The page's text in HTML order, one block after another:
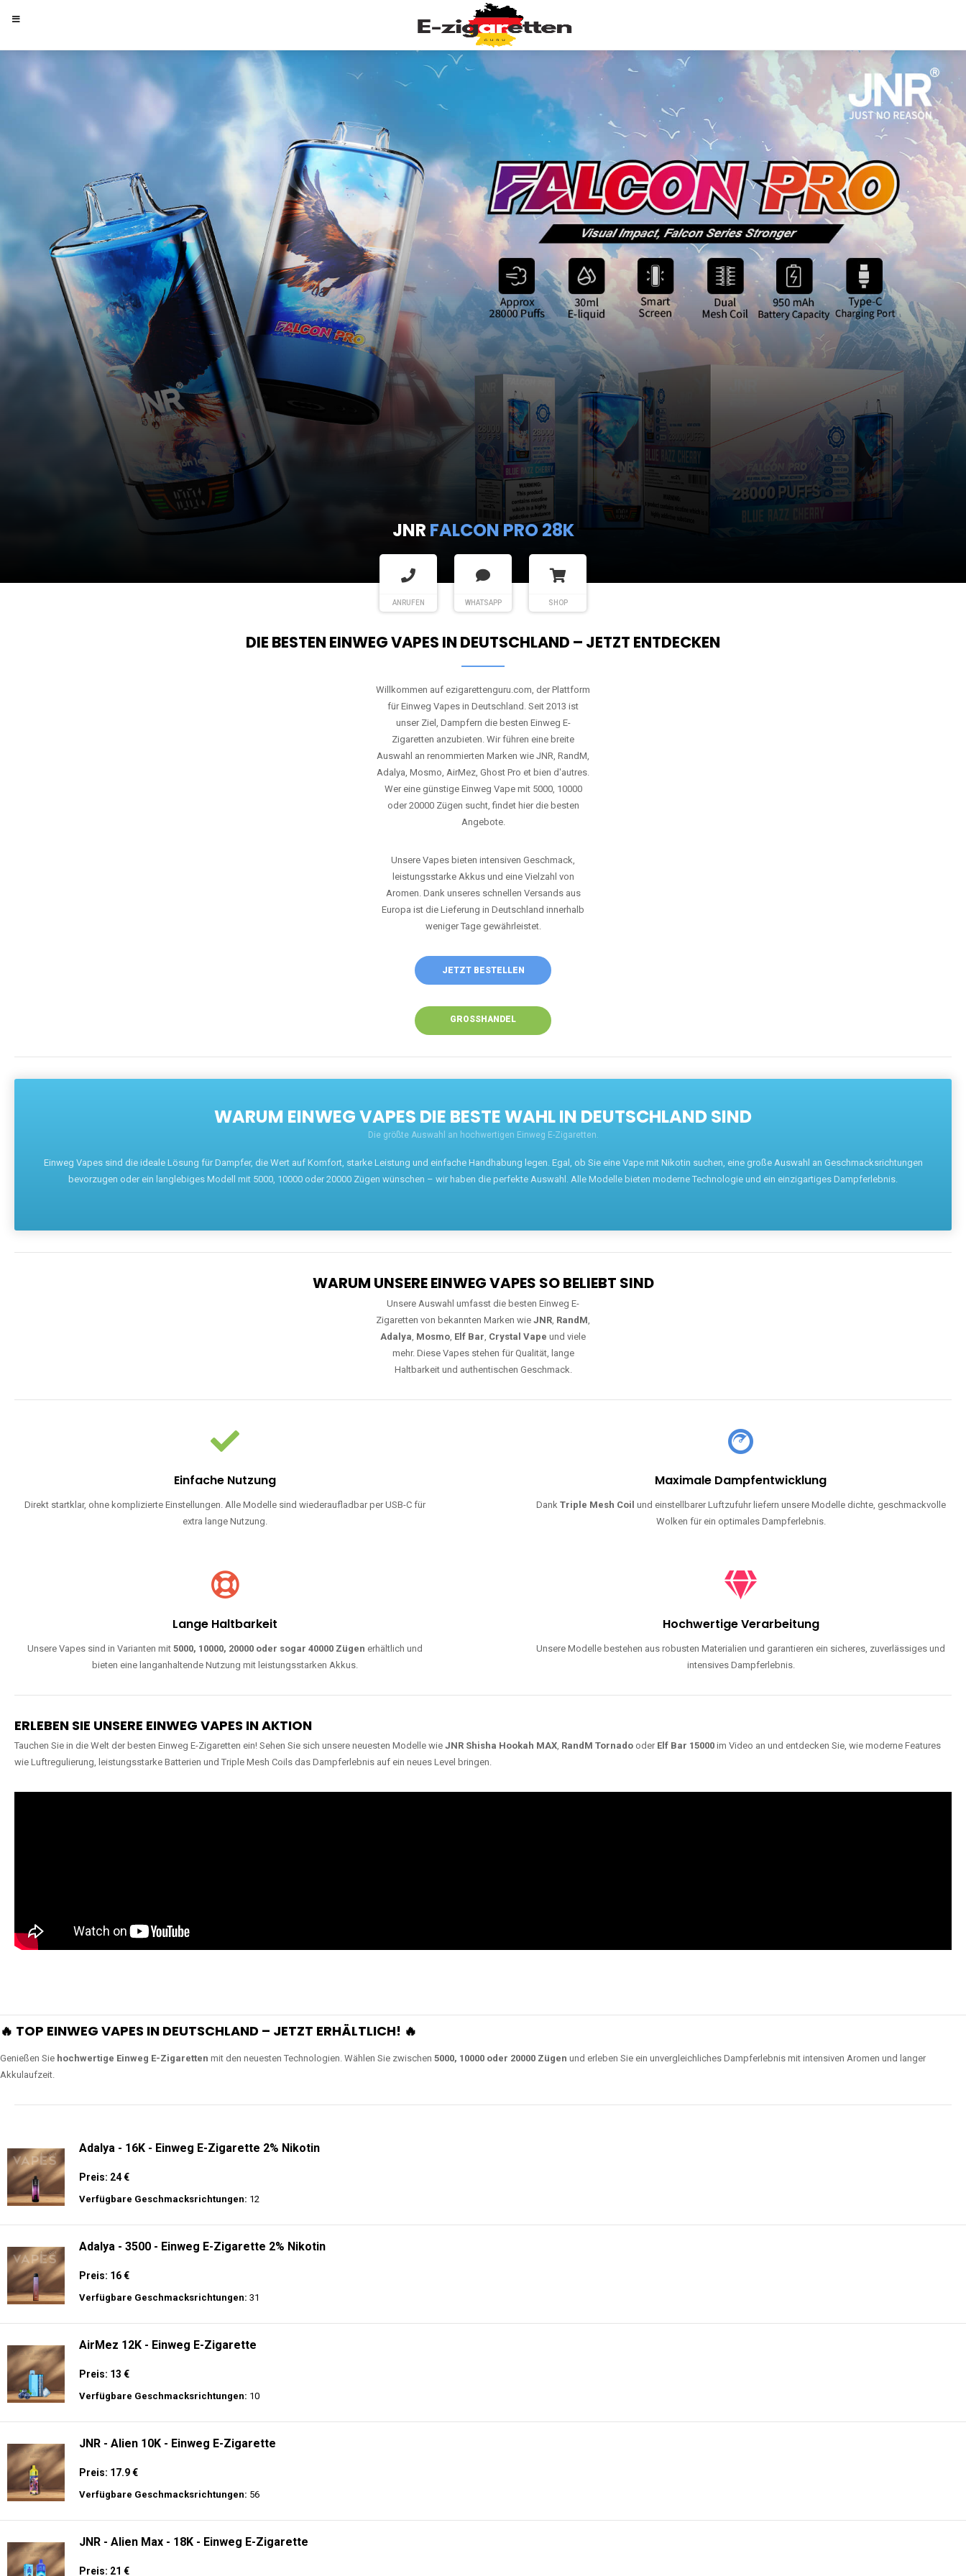
JNR FALCON PRO 28K
ANRUFEN WHATSAPP SHOP
DIE BESTEN EINWEG VAPES IN DEUTSCHLAND – JETZT ENTDECKEN
Willkommen auf ezigarettenguru.com, der Plattform
für Einweg Vapes in Deutschland. Seit 2013 ist
unser Ziel, Dampfern die besten Einweg E-
Zigaretten anzubieten. Wir führen eine breite
Auswahl an renommierten Marken wie JNR, RandM,
Adalya, Mosmo, AirMez, Ghost Pro et bien d'autres.
Wer eine günstige Einweg Vape mit 5000, 10000
oder 20000 Zügen sucht, findet hier die besten
Angebote.
Unsere Vapes bieten intensiven Geschmack,
leistungsstarke Akkus und eine Vielzahl von
Aromen. Dank unseres schnellen Versands aus
Europa ist die Lieferung in Deutschland innerhalb
weniger Tage gewährleistet.
JETZT BESTELLEN
GROSSHANDEL
WARUM EINWEG VAPES DIE BESTE WAHL IN DEUTSCHLAND SIND
Die größte Auswahl an hochwertigen Einweg E-Zigaretten.
Einweg Vapes sind die ideale Lösung für Dampfer, die Wert auf Komfort, starke Leistung und einfache Handhabung legen. Egal, ob Sie eine Vape mit Nikotin suchen, eine große Auswahl an Geschmacksrichtungen
bevorzugen oder ein langlebiges Modell mit 5000, 10000 oder 20000 Zügen wünschen – wir haben die perfekte Auswahl. Alle Modelle bieten moderne Technologie und ein einzigartiges Dampferlebnis.
WARUM UNSERE EINWEG VAPES SO BELIEBT SIND
Unsere Auswahl umfasst die besten Einweg E-
Zigaretten von bekannten Marken wie JNR, RandM,
Adalya, Mosmo, Elf Bar, Crystal Vape und viele
mehr. Diese Vapes stehen für Qualität, lange
Haltbarkeit und authentischen Geschmack.
Einfache Nutzung
Direkt startklar, ohne komplizierte Einstellungen. Alle Modelle sind wiederaufladbar per USB-C für
extra lange Nutzung.
Maximale Dampfentwicklung
Dank Triple Mesh Coil und einstellbarer Luftzufuhr liefern unsere Modelle dichte, geschmackvolle
Wolken für ein optimales Dampferlebnis.
Lange Haltbarkeit
Unsere Vapes sind in Varianten mit5000, 10000, 20000 oder sogar 40000 Zügen erhältlich und
bieten eine langanhaltende Nutzung mit leistungsstarken Akkus.
Hochwertige Verarbeitung
Unsere Modelle bestehen aus robusten Materialien und garantieren ein sicheres, zuverlässiges und
intensives Dampferlebnis.
ERLEBEN SIE UNSERE EINWEG VAPES IN AKTION
Tauchen Sie in die Welt der besten Einweg E-Zigaretten ein! Sehen Sie sich unsere neuesten Modelle wie JNR Shisha Hookah MAX, RandM Tornado oder Elf Bar 15000 im Video an und entdecken Sie, wie moderne Features
wie Luftregulierung, leistungsstarke Batterien und Triple Mesh Coils das Dampferlebnis auf ein neues Level bringen.
🔥 TOP EINWEG VAPES IN DEUTSCHLAND – JETZT ERHÄLTLICH! 🔥
Genießen Sie hochwertige Einweg E-Zigaretten mit den neuesten Technologien. Wählen Sie zwischen 5000, 10000 oder 20000 Zügen und erleben Sie ein unvergleichliches Dampferlebnis mit intensiven Aromen und langer
Akkulaufzeit.
Adalya - 16K - Einweg E-Zigarette 2% Nikotin
Preis: 24 €
Verfügbare Geschmacksrichtungen: 12
Adalya - 3500 - Einweg E-Zigarette 2% Nikotin
Preis: 16 €
Verfügbare Geschmacksrichtungen: 31
AirMez 12K - Einweg E-Zigarette
Preis: 13 €
Verfügbare Geschmacksrichtungen: 10
JNR - Alien 10K - Einweg E-Zigarette
Preis: 17.9 €
Verfügbare Geschmacksrichtungen: 56
JNR - Alien Max - 18K - Einweg E-Zigarette
Preis: 21 €